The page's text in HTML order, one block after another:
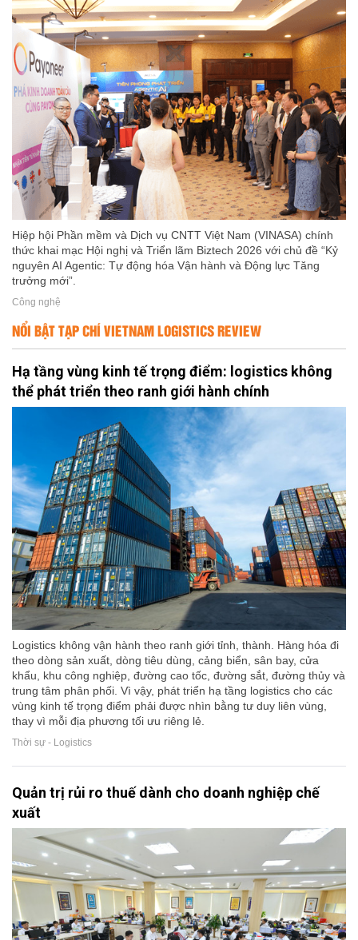
Hiệp hội Phần mềm và Dịch vụ CNTT Việt Nam (VINASA) chính
thức khai mạc Hội nghị và Triển lãm Biztech 2026 với chủ đề “Kỷ
nguyên AI Agentic: Tự động hóa Vận hành và Động lực Tăng
trưởng mới”.
Công nghệ
NỔI BẬT TẠP CHÍ VIETNAM LOGISTICS REVIEW
Hạ tầng vùng kinh tế trọng điểm: logistics không
thể phát triển theo ranh giới hành chính
Logistics không vận hành theo ranh giới tỉnh, thành. Hàng hóa đi
theo dòng sản xuất, dòng tiêu dùng, cảng biển, sân bay, cửa
khẩu, khu công nghiệp, đường cao tốc, đường sắt, đường thủy và
trung tâm phân phối. Vì vậy, phát triển hạ tầng logistics cho các
vùng kinh tế trọng điểm phải được nhìn bằng tư duy liên vùng,
thay vì mỗi địa phương tối ưu riêng lẻ.
Thời sự - Logistics
Quản trị rủi ro thuế dành cho doanh nghiệp chế
xuất